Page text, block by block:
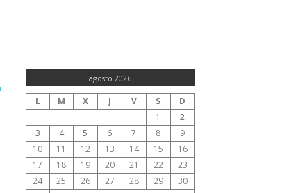
agosto 2026
L M X J V S
D
1
2
3
4 5 6 7 8
9
10
11 12 13 14 15
16
17
18 19 20 21 22
23
24
25 26 27 28 29
30